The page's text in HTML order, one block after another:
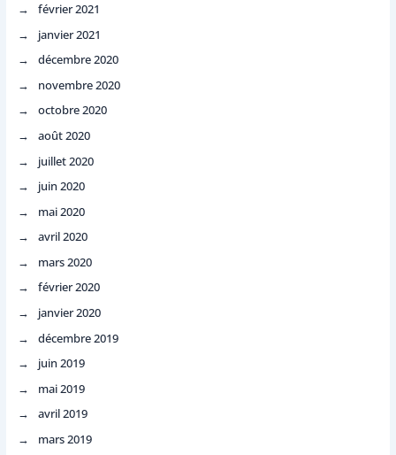
février 2021
janvier 2021
décembre 2020
novembre 2020
octobre 2020
août 2020
juillet 2020
juin 2020
mai 2020
avril 2020
mars 2020
février 2020
janvier 2020
décembre 2019
juin 2019
mai 2019
avril 2019
mars 2019